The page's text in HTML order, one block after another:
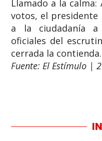
​Llamado a la
votos, el presidente
a la ciudadanía a
oficiales del
cerrada la contienda.
Fuente: El Estímulo |